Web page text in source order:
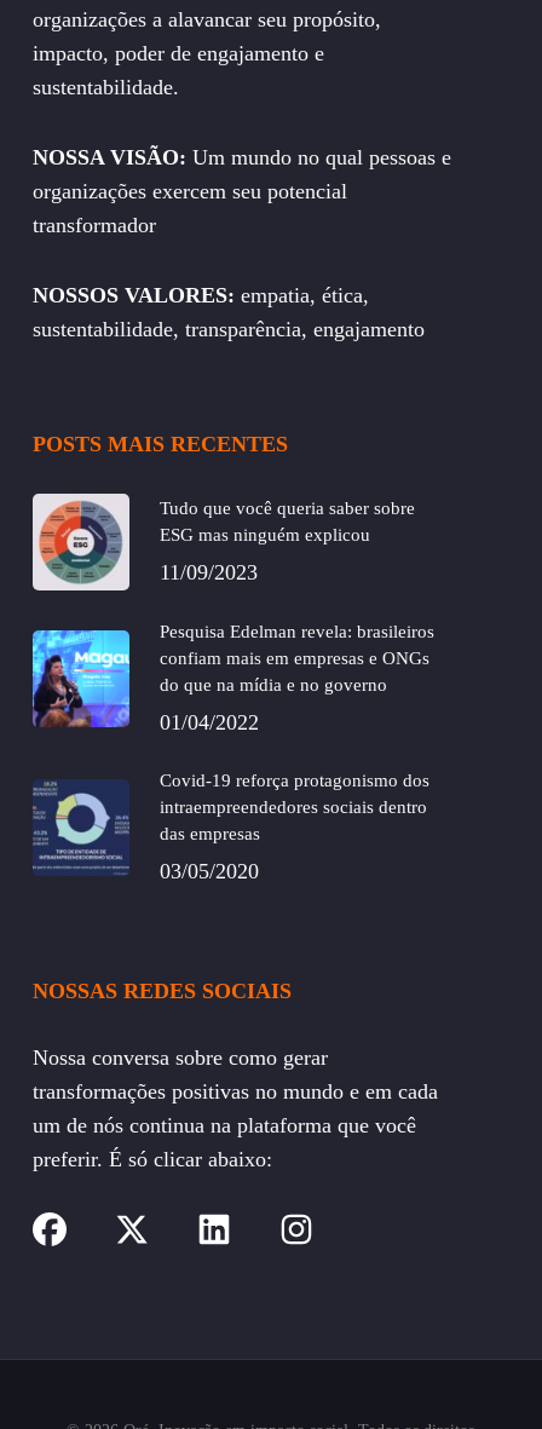
organizações a alavancar seu propósito,
impacto, poder de engajamento e
sustentabilidade.
NOSSA VISÃO: Um mundo no qual pessoas e
organizações exercem seu potencial
transformador
NOSSOS VALORES: empatia, ética,
sustentabilidade, transparência, engajamento
POSTS MAIS RECENTES
Tudo que você queria saber sobre
ESG mas ninguém explicou
11/09/2023
Pesquisa Edelman revela: brasileiros
confiam mais em empresas e ONGs
do que na mídia e no governo
01/04/2022
Covid-19 reforça protagonismo dos
intraempreendedores sociais dentro
das empresas
03/05/2020
NOSSAS REDES SOCIAIS
Nossa conversa sobre como gerar
transformações positivas no mundo e em cada
um de nós continua na plataforma que você
preferir. É só clicar abaixo: